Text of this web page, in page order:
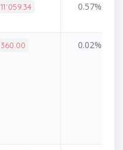
11˙059.34 0.57%
360.00 0.02%